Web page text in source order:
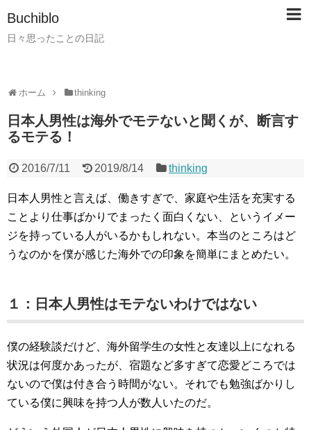
Buchiblo
日々思ったことの日記
ホーム thinking
日本人男性は海外でモテないと聞くが、断言す
るモテる！
2016/7/11 2019/8/14 thinking
日本人男性と言えば、働きすぎで、家庭や生活を充実する
ことより仕事ばかりでまったく面白くない、というイメー
ジを持っている人がいるかもしれない。本当のところはど
うなのかを僕が感じた海外での印象を簡単にまとめたい。
１：日本人男性はモテないわけではない
僕の経験談だけど、海外留学生の女性と友達以上になれる
状況は何度かあったが、宿題など多すぎて恋愛どころでは
ないので僕は付き合う時間がない。それでも勉強ばかりし
ている僕に興味を持つ人が数人いたのだ。